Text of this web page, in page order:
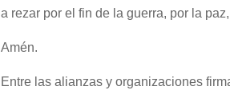
a rezar por el fin de la guerra, por la
Amén.
Entre las alianzas y organizaciones